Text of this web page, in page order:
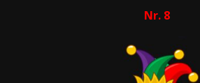
Nr. 8